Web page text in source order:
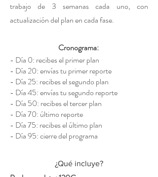
trabajo de 3 semanas cada uno, con
actualización del plan en cada fase.
Cronograma:
- Día 0: recibes el primer plan
- Día 20: envías tu primer reporte
- Día 25: recibes el segundo plan
- Día 45: envías tu segundo reporte
- Día 50: recibes el tercer plan
- Día 70: último reporte
- Día 75: recibes el último plan
- Día 95: cierre del programa
¿Qué incluye?